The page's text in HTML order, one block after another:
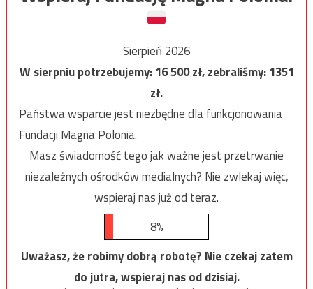
Sierpień 2026
W sierpniu potrzebujemy:16 500zł, zebraliśmy:1351
zł.
Państwa wsparcie jest niezbędne dla funkcjonowania
Fundacji Magna Polonia.
Masz świadomość tego jak ważne jest przetrwanie
niezależnych ośrodków medialnych? Nie zwlekaj więc,
wspieraj nas już od teraz.
8%
Uważasz, że robimy dobrą robotę? Nie czekaj zatem
do jutra, wspieraj nas od dzisiaj.